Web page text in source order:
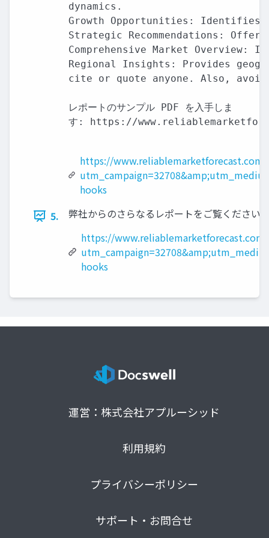
dynamics.
Growth Opportunities: Identifies
Strategic Recommendations:
Comprehensive Market
Regional Insights: Provides
cite or quote anyone. Also, avoid
レポートのサンプル PDF を入手しま
す: https://
https://
hooks
5.
弊社からのさらなるレポートをご覧くださ
https://
hooks
運営：株式会社アプルーシッド
利用規約
プライバシーポリシー
サポート・お問合せ